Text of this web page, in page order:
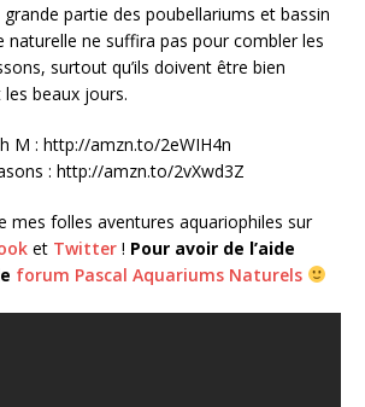
partie des poubellariums et bassin
naturelle ne suffira pas pour combler les
surtout qu’ils doivent être bien
beaux jours.
M : http://amzn.to/2eWIH4n
: http://amzn.to/2vXwd3Z
mes folles aventures aquariophiles sur
et Twitter ! Pour avoir de l’aide
forum Pascal Aquariums Naturels